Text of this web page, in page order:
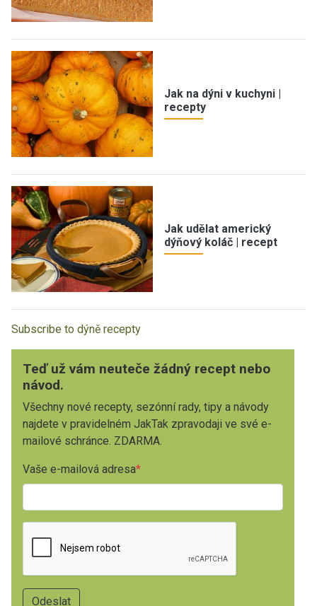
Jak na dýni v kuchyni |
recepty
Jak udělat americký
dýňový koláč | recept
Subscribe to dýně recepty
Teď už vám neuteče žádný recept nebo
návod.
Všechny nové recepty, sezónní rady, tipy a návody
najdete v pravidelném JakTak zpravodaji ve své e-
mailové schránce. ZDARMA.
Vaše e-mailová adresa